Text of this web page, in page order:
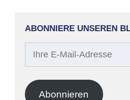
ABONNIERE UNSEREN
Adresse
Abonnieren